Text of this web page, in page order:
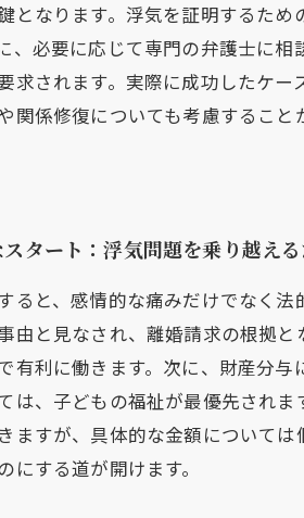
となります。浮気を証明するた
、必要に応じて専門の弁護士に
求されます。実際に成功したケ
関係修復についても考慮するこ
タート：浮気問題を乗り越え
ると、感情的な痛みだけでなく
由と見なされ、離婚請求の根拠
有利に働きます。次に、財産分
は、子どもの福祉が最優先され
ますが、具体的な金額について
にする道が開けます。